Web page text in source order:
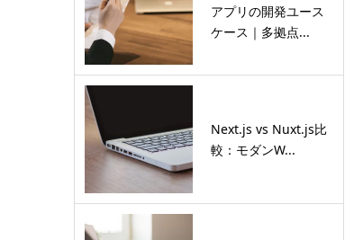
アプリの開発ユース
ケース｜多拠点...
Next.js vs Nuxt.js比
較：モダンW...